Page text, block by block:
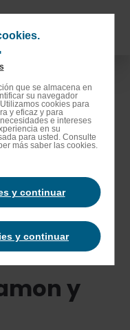
y
que se almacena en
su navegador
cookies para
y eficaz y para
e intereses
en su
para usted. Consulte
más saber las cookies.
y continuar
y continuar